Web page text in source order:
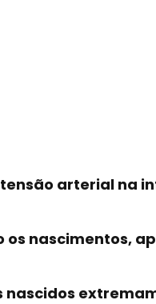
arterial na
nascimentos,